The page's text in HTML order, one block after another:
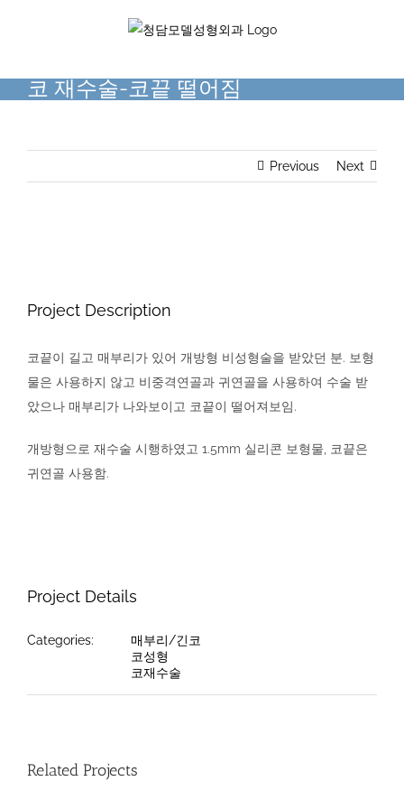
코 재수술-코끝 떨어짐
Previous Next
Project Description
코끝이 길고 매부리가 있어 개방형 비성형술을 받았던 분. 보형
물은 사용하지 않고 비중격연골과 귀연골을 사용하여 수술 받
았으나 매부리가 나와보이고 코끝이 떨어져보임.
개방형으로 재수술 시행하였고 1.5mm 실리콘 보형물, 코끝은
귀연골 사용함.
Project Details
Categories:
매부리/긴코
코성형
코재수술
Related Projects